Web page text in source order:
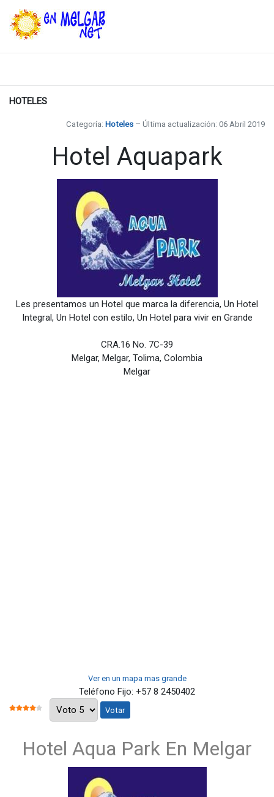
HOTELES
Categoría: Hoteles Última actualización: 06 Abril 2019
Hotel Aquapark
Les presentamos un Hotel que marca la diferencia, Un Hotel
Integral, Un Hotel con estilo, Un Hotel para vivir en Grande
CRA.16 No. 7C-39
Melgar, Melgar, Tolima, Colombia
Melgar
Ver en un mapa mas grande
Teléfono Fijo: +57 8 2450402
RATIO:4/5 Por favor, vote
Hotel Aqua Park En Melgar